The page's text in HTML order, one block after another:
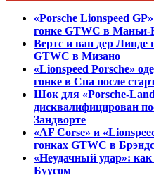
«Porsche Lionspeed
гонке GTWC в Маньи-
Вертс и ван дер Линде
GTWC в Мизано
«Lionspeed Porsche»
гонке в Спа после
Шок для «Porsche-
дисквалифицирован
Зандворте
«AF Corse» и
гонках GTWC в
«Неудачный удар»:
Буусом